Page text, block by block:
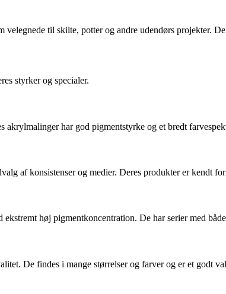
til skilte, potter og andre udendørs projekter.
styrker og specialer.
har god pigmentstyrke og et bredt
af konsistenser og medier. Deres produkter er kendt
høj pigmentkoncentration. De har serier med
De findes i mange størrelser og farver og er et godt